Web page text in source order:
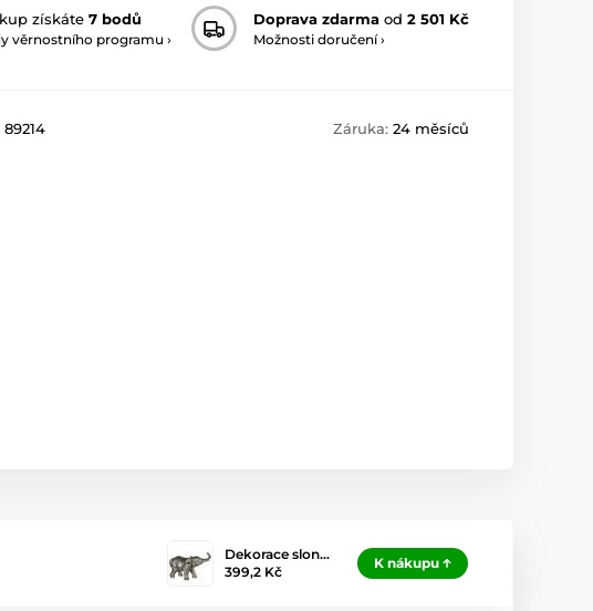
získáte 7 bodů
věrnostního programu ›
Doprava zdarma od 2 501 Kč
Možnosti doručení ›
89214 Záruka: 24 měsíců
Dekorace slon…
399,2 Kč
K nákupu